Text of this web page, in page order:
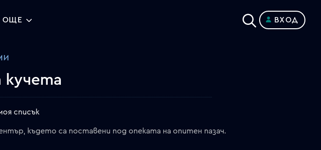
ОЩЕ ВХОД
списък
където са поставени под опеката на опитен пазач.